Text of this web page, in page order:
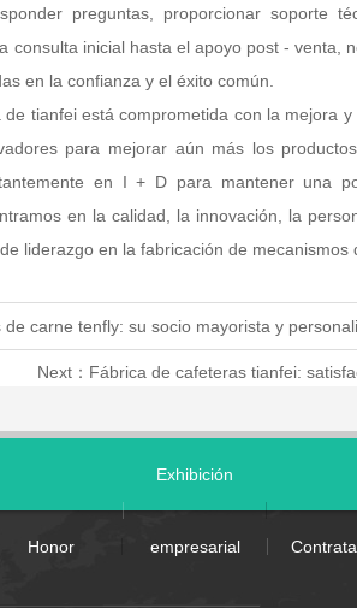
preguntas, proporcionar soporte
consulta inicial hasta el apoyo post - venta,
en la confianza y el éxito común.
tianfei está comprometida con la mejora
para mejorar aún más los
en I + D para mantener una
en la calidad, la innovación, la
liderazgo en la fabricación de mecanismos
carne tenfly: su socio mayorista y
Next： Fábrica de cafeteras tianfei:
Honor
Exhibición
empresarial